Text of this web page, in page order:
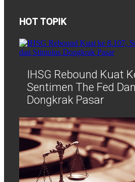
HOT TOPIK
IHSG Rebound Kuat
Sentimen The Fed
Dongkrak Pasar